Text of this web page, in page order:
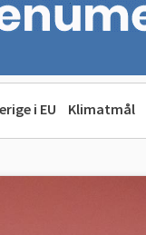
i EU Klimatmål